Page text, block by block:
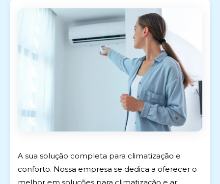
A sua solução completa para climatização e
conforto. Nossa empresa se dedica a oferecer o